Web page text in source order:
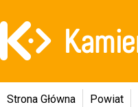
Strona Główna Powiat